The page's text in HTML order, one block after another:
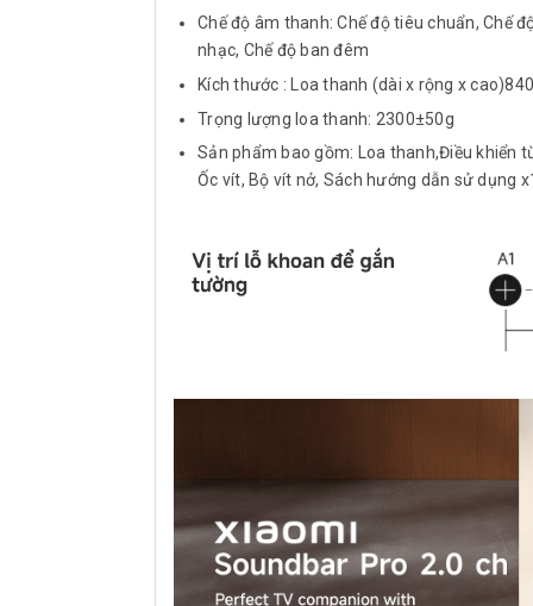
Chế độ âm thanh: Chế độ tiêu chuẩn, Chế
nhạc, Chế độ ban đêm
Kích thước : Loa thanh (dài x rộng x
Trọng lượng loa thanh: 2300±50g
Sản phẩm bao gồm: Loa thanh,Điều khiển
Ốc vít, Bộ vít nở, Sách hướng dẫn sử dụng